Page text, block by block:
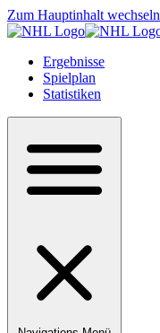
Zum Hauptinhalt wechseln
Ergebnisse
Spielplan
Statistiken